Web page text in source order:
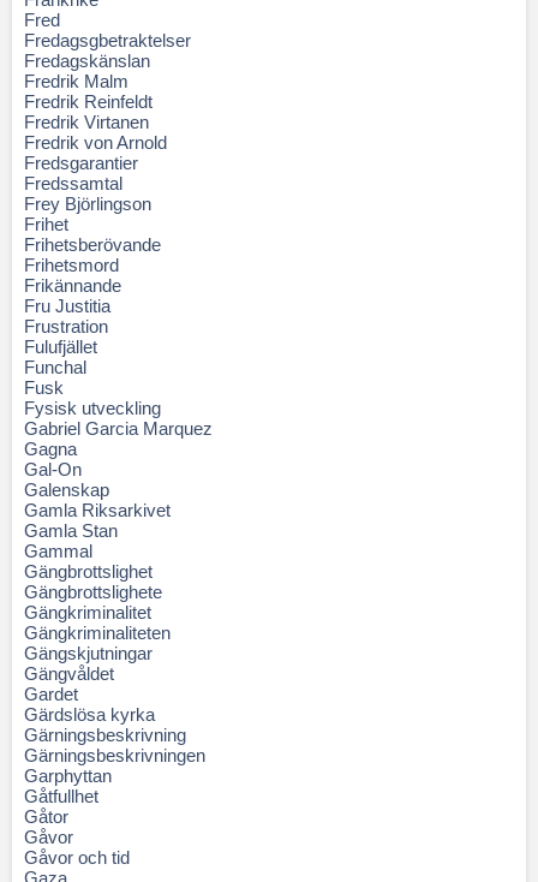
Fred
Fredagsgbetraktelser
Fredagskänslan
Fredrik Malm
Fredrik Reinfeldt
Fredrik Virtanen
Fredrik von Arnold
Fredsgarantier
Fredssamtal
Frey Björlingson
Frihet
Frihetsberövande
Frihetsmord
Frikännande
Fru Justitia
Frustration
Fulufjället
Funchal
Fusk
Fysisk utveckling
Gabriel Garcia Marquez
Gagna
Gal-On
Galenskap
Gamla Riksarkivet
Gamla Stan
Gammal
Gängbrottslighet
Gängbrottslighete
Gängkriminalitet
Gängkriminaliteten
Gängskjutningar
Gängvåldet
Gardet
Gärdslösa kyrka
Gärningsbeskrivning
Gärningsbeskrivningen
Garphyttan
Gåtfullhet
Gåtor
Gåvor
Gåvor och tid
Gaza